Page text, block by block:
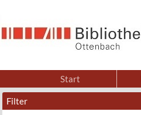
Start
Filter